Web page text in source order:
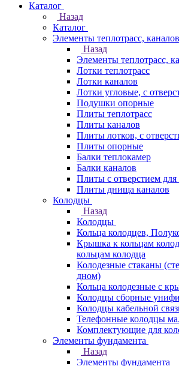
Каталог
Назад
Каталог
Элементы теплотрасс, каналов
Назад
Элементы теплотрасс,
Лотки теплотрасс
Лотки каналов
Лотки угловые, с
Подушки опорные
Плиты теплотрасс
Плиты каналов
Плиты лотков, с
Плиты опорные
Балки теплокамер
Балки каналов
Плиты с отверстием для
Плиты днища каналов
Колодцы
Назад
Колодцы
Кольца колодцев,
Крышка к кольцам
кольцам колодца
Колодезные стаканы
дном)
Кольца колодезные с
Колодцы сборные
Колодцы кабельной
Телефонные колодцы
Комплектующие для
Элементы фундамента
Назад
Элементы фундамента